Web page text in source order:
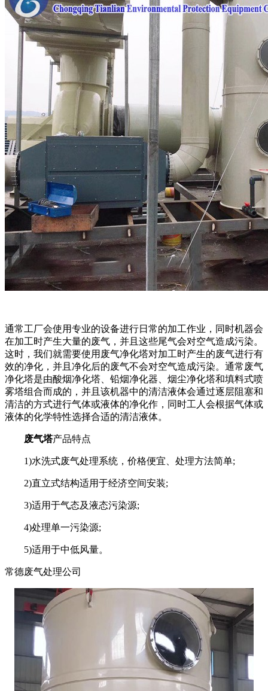
通常工厂会使用专业的设备进行日常的加工作业，同时机器会
在加工时产生大量的废气，并且这些尾气会对空气造成污染。
这时，我们就需要使用废气净化塔对加工时产生的废气进行有
效的净化，并且净化后的废气不会对空气造成污染。通常废气
净化塔是由酸烟净化塔、铅烟净化器、烟尘净化塔和填料式喷
雾塔组合而成的，并且该机器中的清洁液体会通过逐层阻塞和
清洁的方式进行气体或液体的净化作，同时工人会根据气体或
液体的化学特性选择合适的清洁液体。
废气塔产品特点
1)水洗式废气处理系统，价格便宜、处理方法简单;
2)直立式结构适用于经济空间安装;
3)适用于气态及液态污染源;
4)处理单一污染源;
5)适用于中低风量。
常德废气处理公司